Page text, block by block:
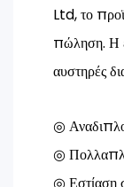
Ltd, το
πώληση. Η
αυστηρές
◎
◎
◎ Εστίαση